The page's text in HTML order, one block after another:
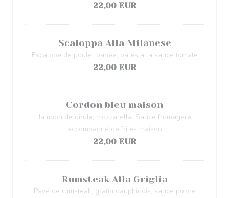
22,00 EUR
Scaloppa Alla Milanese
Escalope de poulet panée, pâtes à la sauce tomate
22,00 EUR
Cordon bleu maison
Jambon de dinde, mozzarella. Sauce fromagère
accompagné de frites maison
22,00 EUR
Rumsteak Alla Griglia
Pavé de rumsteak, gratin dauphinois, sauce poivre